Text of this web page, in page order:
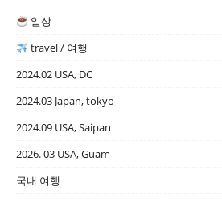
일상
travel / 여행
2024.02 USA, DC
2024.03 Japan, tokyo
2024.09 USA, Saipan
2026. 03 USA, Guam
국내 여행